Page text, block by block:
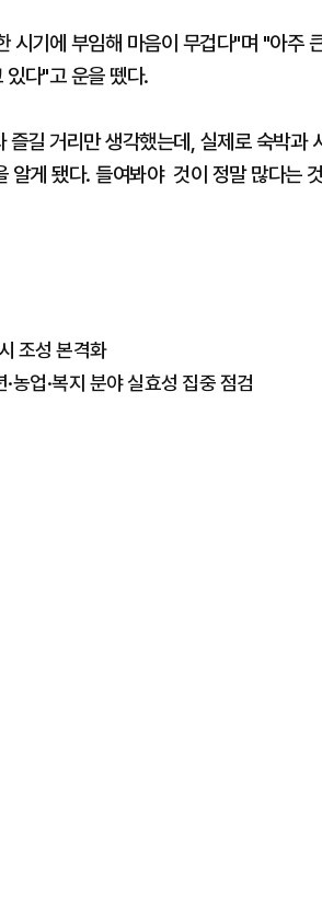
시기에 부임해 마음이 무겁다"며 "아주
있다"고 운을 뗐다.
길 거리만 생각했는데, 실제로 숙박과
알게 됐다. 들여봐야 것이 정말 많다는
조성 본격화
농업·복지 분야 실효성 집중 점검